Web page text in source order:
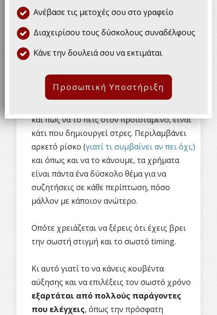
μιλήσεις στο αφεντικό σου; Πότε
να την πάρεις; Απαντούμε
αναλυτικά.
και πώς να το πεις στον προϊστάμενο, είναι
κάτι που δημιουργεί στρες. Περιλαμβάνει
αρκετό ρίσκο (γιατί τι συμβαίνει αν πει όχι;)
και όπως και να το κάνουμε, τα χρήματα
είναι πάντα ένα δύσκολο θέμα για να
συζητήσεις σε κάθε περίπτωση, πόσο
μάλλον με κάποιον ανώτερο.
Οπότε χρειάζεται να ξέρεις ότι έχεις βρει
την σωστή στιγμή και το σωστό timing.
Κι αυτό γιατί το να κάνεις κουβέντα
αύξησης και να επιλέξεις τον σωστό χρόνο
εξαρτάται από πολλούς παράγοντες
που ελέγχεις, όπως την πρόσφατη
Ανέβασε τις μετοχές σου στο γραφείο
Διαχειρίσου τους δύσκολους συναδέλφους
Κάνε την δουλειά σου να εκτιμάται
Προσωπική Υποστήριξη